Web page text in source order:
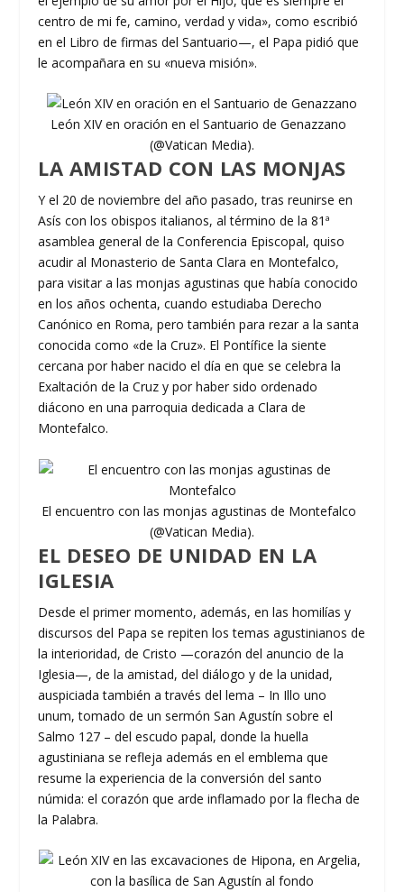
centro de mi fe, camino, verdad y vida», como escribió
en el Libro de firmas del Santuario—, el Papa pidió que
le acompañara en su «nueva misión».
León XIV en oración en el Santuario de Genazzano
(@Vatican Media).
LA AMISTAD CON LAS MONJAS
Y el 20 de noviembre del año pasado, tras reunirse en
Asís con los obispos italianos, al término de la 81ª
asamblea general de la Conferencia Episcopal, quiso
acudir al Monasterio de Santa Clara en Montefalco,
para visitar a las monjas agustinas que había conocido
en los años ochenta, cuando estudiaba Derecho
Canónico en Roma, pero también para rezar a la santa
conocida como «de la Cruz». El Pontífice la siente
cercana por haber nacido el día en que se celebra la
Exaltación de la Cruz y por haber sido ordenado
diácono en una parroquia dedicada a Clara de
Montefalco.
El encuentro con las monjas agustinas de Montefalco
(@Vatican Media).
EL DESEO DE UNIDAD EN LA
IGLESIA
Desde el primer momento, además, en las homilías y
discursos del Papa se repiten los temas agustinianos de
la interioridad, de Cristo —corazón del anuncio de la
Iglesia—, de la amistad, del diálogo y de la unidad,
auspiciada también a través del lema – In Illo uno
unum, tomado de un sermón San Agustín sobre el
Salmo 127 – del escudo papal, donde la huella
agustiniana se refleja además en el emblema que
resume la experiencia de la conversión del santo
númida: el corazón que arde inflamado por la flecha de
la Palabra.